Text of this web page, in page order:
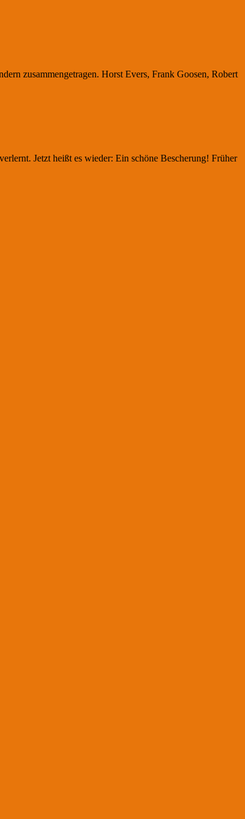
zusammengetragen. Horst Evers, Frank Goosen, Robert
Jetzt heißt es wieder: Ein schöne Bescherung! Früher